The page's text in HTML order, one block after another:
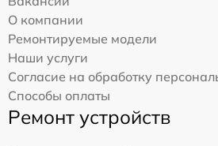
О компании
Ремонтируемые модели
Наши услуги
Согласие на обработку
Способы оплаты
Ремонт устройств